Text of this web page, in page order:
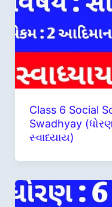
Class 6 Social
Swadhyay (ધોરણ
સ્વાધ્યાય)